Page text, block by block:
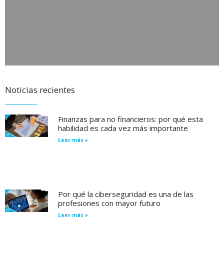
Noticias recientes
Finanzas para no financieros: por qué esta
habilidad es cada vez más importante
Leer más »
Por qué la ciberseguridad es una de las
profesiones con mayor futuro
Leer más »